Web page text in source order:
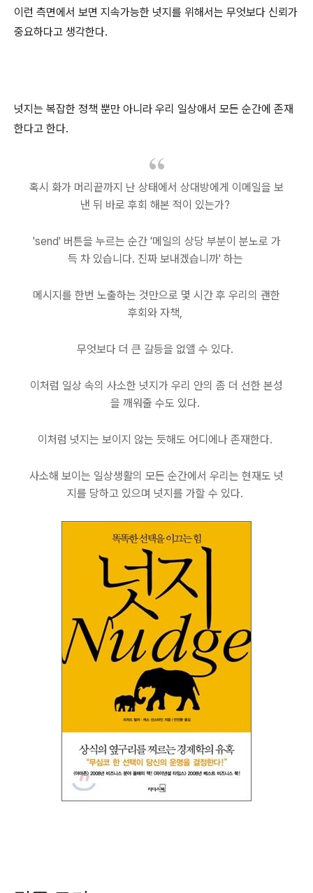
이런 측면에서 보면 지속가능한 넛지를 위해서는 무엇보다 신뢰가
중요하다고 생각한다.
넛지는 복잡한 정책 뿐만 아니라 우리 일상애서 모든 순간에 존재
한다고 한다.
혹시 화가 머리끝까지 난 상태에서 상대방에게 이메일을 보
낸 뒤 바로 후회 해본 적이 있는가?
'send' 버튼을 누르는 순간 '메일의 상당 부분이 분노로 가
득 차 있습니다. 진짜 보내겠습니까' 하는
메시지를 한번 노출하는 것만으로 몇 시간 후 우리의 괜한
후회와 자책,
무엇보다 더 큰 갈등을 없앨 수 있다.
이처럼 일상 속의 사소한 넛지가 우리 안의 좀 더 선한 본성
을 깨워줄 수도 있다.
이처럼 넛지는 보이지 않는 듯해도 어디에나 존재한다.
사소해 보이는 일상생활의 모든 순간에서 우리는 현재도 넛
지를 당하고 있으며 넛지를 가할 수 있다.